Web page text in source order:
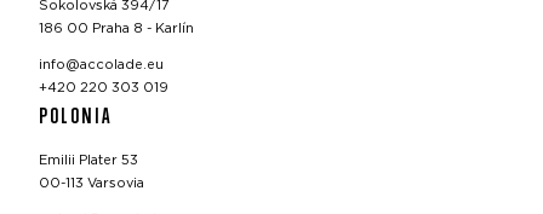
Sokolovská 394/17
186 00 Praha 8 - Karlín
info@accolade.eu
+420 220 303 019
POLONIA
Emilii Plater 53
00-113 Varsovia